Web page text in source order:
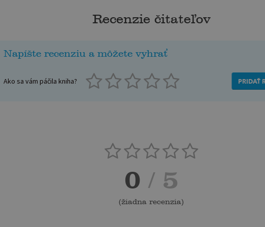
Recenzie čitateľov
Napíšte recenziu a môžete vyhrať
Ako sa vám páčila kniha? PRIDAŤ
0 / 5
(žiadna recenzia)